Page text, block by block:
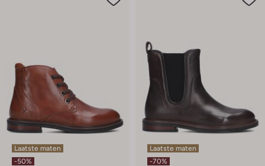
Laatste maten
-50%
Laatste maten
-70%